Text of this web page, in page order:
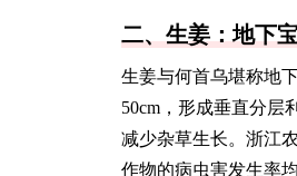
二、生姜：地下
生姜与何首乌堪称地
50cm，形成垂直分层
减少杂草生长。浙江
作物的病虫害发生率